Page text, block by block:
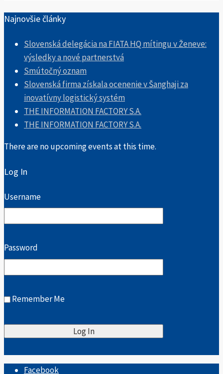
Najnovšie články
Slovenská delegácia na FIATA HQ mítingu v Ženeve:
výsledky a nové partnerstvá
Smútočný oznam
Slovenská firma získala ocenenie v Šanghaji za
inovatívny logistický systém
THE INFORMATION FACTORY S.A.
THE INFORMATION FACTORY S.A.
There are no upcoming events at this time.
Log In
Username
Password
Remember Me
Facebook